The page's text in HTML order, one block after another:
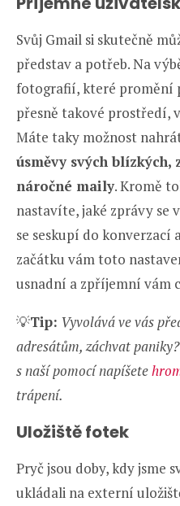
Svůj Gmail si skutečně
představ a potřeb. Na
fotografií, které promění
přesně takové prostředí,
Máte taky možnost
úsměvy svých
náročné maily. Kromě
nastavíte, jaké zprávy se
se seskupí do konverzací
začátku vám toto
usnadní a zpříjemní vám
💡Tip: Vyvolává ve vás
adresátům, záchvat
s naší pomocí napíšete
trápení.
Uložiště fotek
Pryč jsou doby, kdy jsme
ukládali na externí